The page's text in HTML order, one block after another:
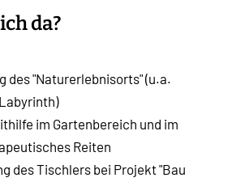
da?
des "Naturerlebnisorts" (u.a.
im Gartenbereich und im
Reiten
des Tischlers bei Projekt "Bau